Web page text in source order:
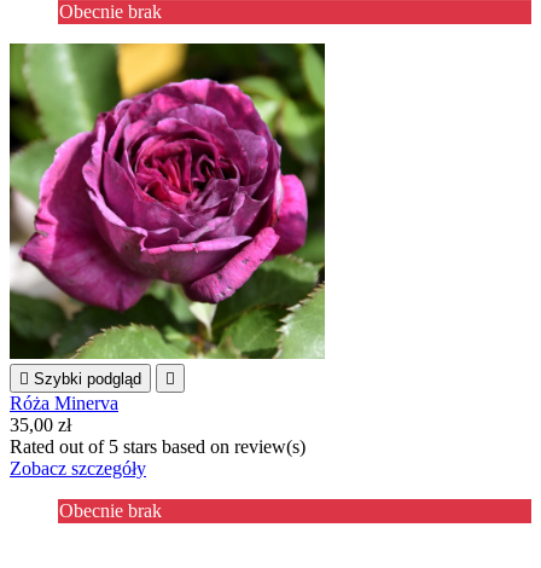
Obecnie brak
 Szybki podgląd 
Róża Minerva
35,00 zł
Rated out of 5 stars based on review(s)
Zobacz szczegóły
Obecnie brak